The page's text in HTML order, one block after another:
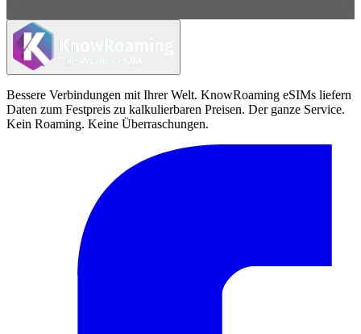
Bessere Verbindungen mit Ihrer Welt. KnowRoaming eSIMs liefern
Daten zum Festpreis zu kalkulierbaren Preisen. Der ganze Service.
Kein Roaming. Keine Überraschungen.